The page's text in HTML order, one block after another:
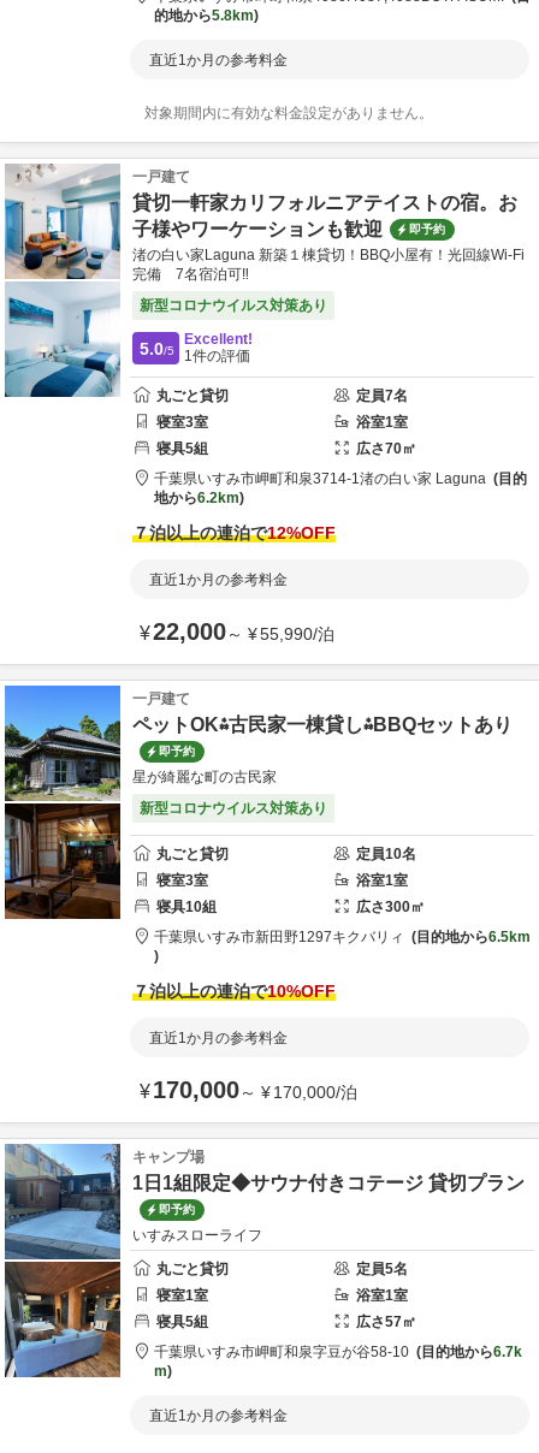
的地から5.8km
直近1か月の参考料金
対象期間内に有効な料金設定がありません。
一戸建て
貸切一軒家カリフォルニアテイストの宿。お
子様やワーケーションも歓迎
即予約
渚の白い家Laguna 新築１棟貸切！BBQ小屋有！光回線Wi-Fi
完備 7名宿泊可‼︎
新型コロナウイルス対策あり
5.0/5
Excellent!
1件の評価
丸ごと貸切 定員7名
寝室3室 浴室1室
寝具5組 広さ70㎡
千葉県いすみ市岬町和泉3714-1渚の白い家 Laguna
目的
地から6.2km
７泊以上の連泊で12%OFF
直近1か月の参考料金
¥22,000～ ¥55,990/泊
一戸建て
ペットOK⁂古民家一棟貸し⁂BBQセットあり
即予約
星が綺麗な町の古民家
新型コロナウイルス対策あり
丸ごと貸切 定員10名
寝室3室 浴室1室
寝具10組 広さ300㎡
千葉県いすみ市新田野1297キクバリィ 目的地から6.5km
７泊以上の連泊で10%OFF
直近1か月の参考料金
¥170,000～ ¥170,000/泊
キャンプ場
1日1組限定◆サウナ付きコテージ 貸切プラン
即予約
いすみスローライフ
丸ごと貸切
定員5名
寝室1室 浴室1室
寝具5組 広さ57㎡
千葉県いすみ市岬町和泉字豆が谷58-10 目的地から6.7k
m
直近1か月の参考料金